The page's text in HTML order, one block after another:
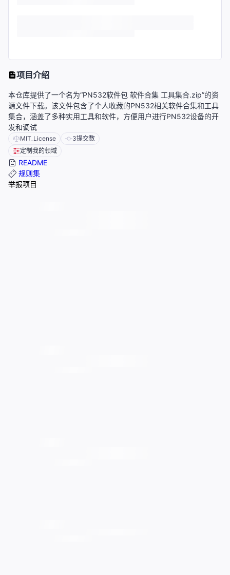
项目介绍
本仓库提供了一个名为“PN532软件包 软件合集 工具集合.zip”的资
源文件下载。该文件包含了个人收藏的PN532相关软件合集和工具
集合，涵盖了多种实用工具和软件，方便用户进行PN532设备的开
发和调试
MIT_License 3提交数
定制我的领域
README
规则集
举报项目